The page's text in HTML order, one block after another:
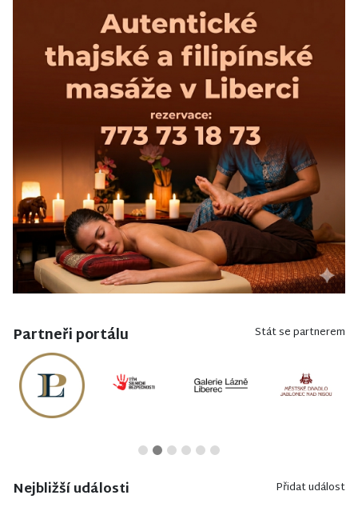
Partneři portálu Stát se partnerem
Nejbližší události Přidat událost